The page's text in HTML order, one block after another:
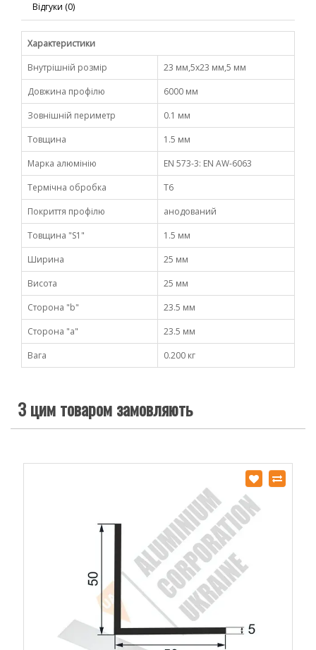
Відгуки (0)
Характеристики
Внутрішній розмір
23 мм,5х23 мм,5 мм
Довжина профілю
6000 мм
Зовнішній периметр
0.1 мм
Товщина
1.5 мм
Марка алюмінію
EN 573-3: EN AW-6063
Термічна обробка
Т6
Покриття профілю
анодований
Товщина "S1"
1.5 мм
Ширина
25 мм
Висота
25 мм
Сторона "b"
23.5 мм
Сторона "а"
23.5 мм
Вага
0.200 кг
З цим товаром замовляють